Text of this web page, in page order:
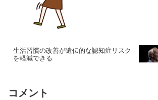
生活習慣の改善が遺伝的な認知症リスク
を軽減できる
コメント